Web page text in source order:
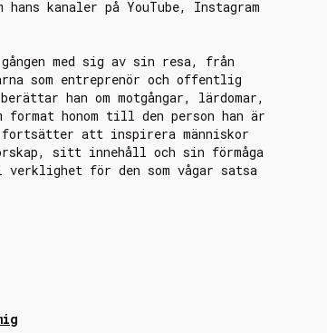
hans kanaler på YouTube, Instagram
med sig av sin resa, från
som entreprenör och offentlig
han om motgångar, lärdomar,
format honom till den person han är
att inspirera människor
sitt innehåll och sin förmåga
för den som vågar satsa